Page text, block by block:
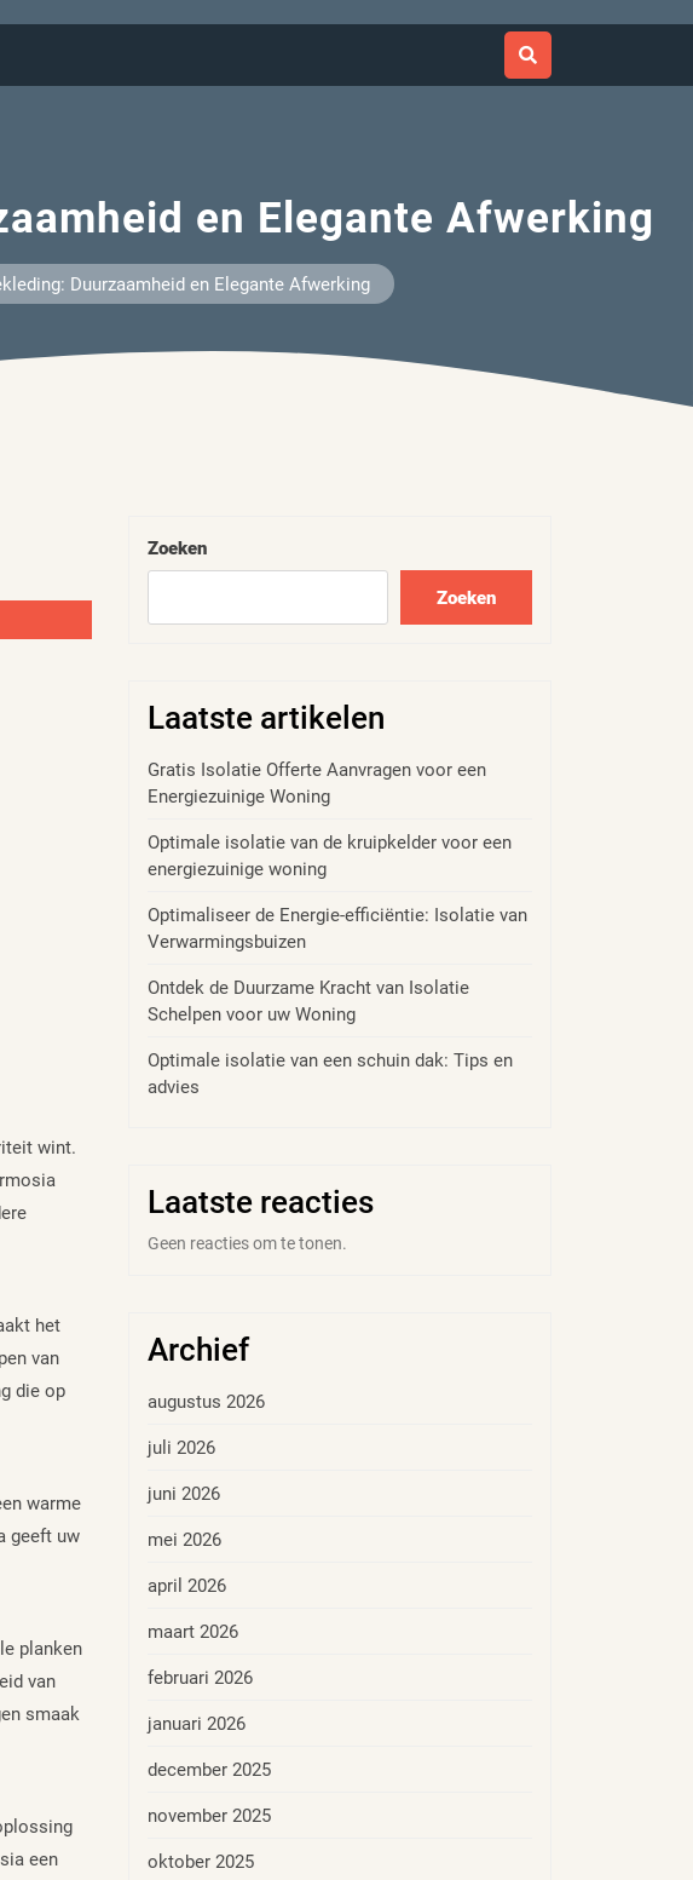
en Elegante Afwerking
Duurzaamheid en Elegante Afwerking
wint.
het
van
die op
warme
geeft uw
planken
van
smaak
een
Zoeken
Zoeken
Laatste artikelen
Gratis Isolatie Offerte Aanvragen voor een
Energiezuinige Woning
Optimale isolatie van de kruipkelder voor een
energiezuinige woning
Optimaliseer de Energie-efficiëntie: Isolatie van
Verwarmingsbuizen
Ontdek de Duurzame Kracht van Isolatie
Schelpen voor uw Woning
Optimale isolatie van een schuin dak: Tips en
advies
Laatste reacties
Geen reacties om te tonen.
Archief
augustus 2026
juli 2026
juni 2026
mei 2026
april 2026
maart 2026
februari 2026
januari 2026
december 2025
november 2025
oktober 2025